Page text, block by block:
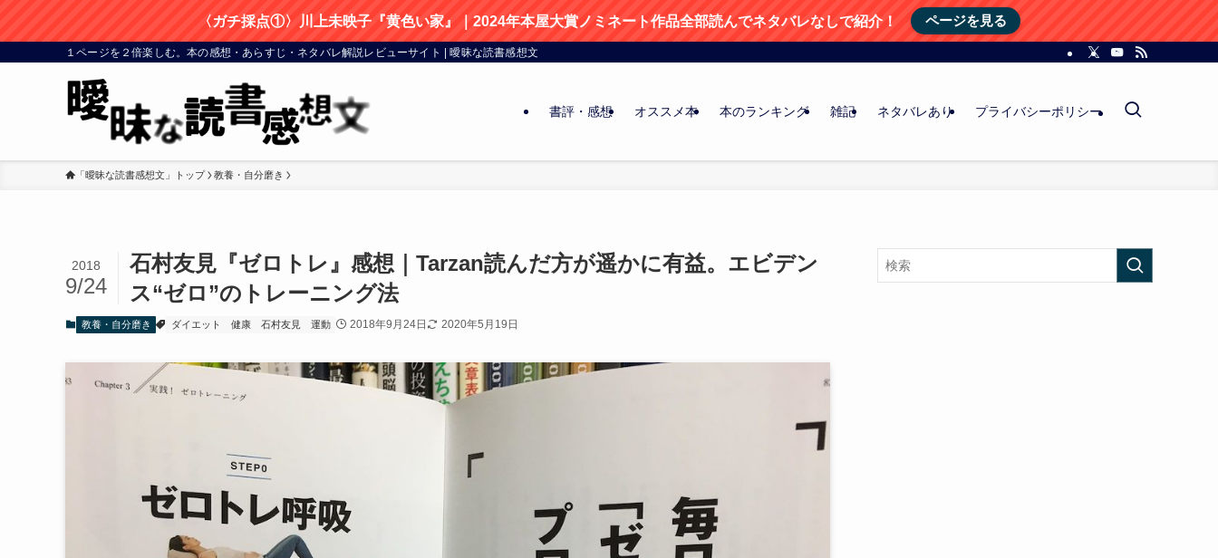
〈ガチ採点①〉川上未映子『黄色い家』｜2024年本屋大賞ノミネート作品全部読んでネタバレなしで紹介！ ページを見る
１ページを２倍楽しむ。本の感想・あらすじ・ネタバレ解説レビューサイト | 曖昧な読書感想文
書評・感想 オススメ本 本のランキング 雑記 ネタバレあり プライバシーポリシー
「曖昧な読書感想文」トップ 教養・自分磨き
石村友見『ゼロトレ』感想｜Tarzan読んだ方が遥かに有益。エビデン
ス“ゼロ”のトレーニング法
2018
9/24
教養・自分磨き ダイエット 健康 石村友見 運動 2018年9月24日 2020年5月19日